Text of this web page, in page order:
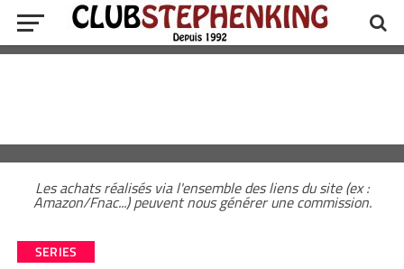
Les achats réalisés via l'ensemble des liens du site (ex :
Amazon/Fnac...) peuvent nous générer une commission.
SERIES